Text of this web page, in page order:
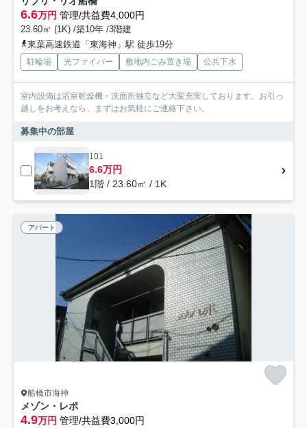
6.6万円 管理/共益費4,000円
23.60㎡ (1K) /築10年 /3階建
東葉高速鉄道「東海神」駅 徒歩19分
駐輪場 光ファイバー 敷地内ごみ置き場 公共下水
室内設備は浴室乾燥機・洗面所独立など大変充実しております。お引っ
越しをお考えなら、まずはお気軽にご連絡下さい。
募集中の部屋
101
6.6万円
1階 / 23.60㎡ / 1K
アパート
船橋市海神
メゾン・レポ
4.9万円 管理/共益費3,000円